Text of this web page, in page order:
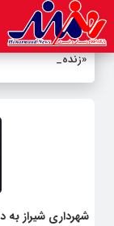
«زنده‌ش_
شهرداری شیراز